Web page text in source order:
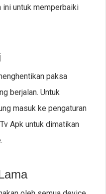
ini untuk memperbaiki
paksa
berjalan. Untuk
masuk ke pengaturan
Apk untuk dimatikan